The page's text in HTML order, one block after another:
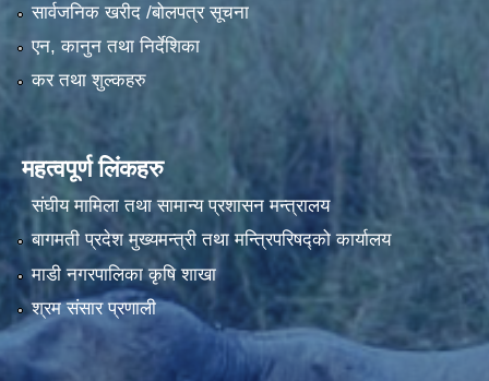
सार्वजनिक खरीद /बोलपत्र सूचना
एन, कानुन तथा निर्देशिका
कर तथा शुल्कहरु
महत्वपूर्ण लिंकहरु
संघीय मामिला तथा सामान्य प्रशासन मन्त्रालय
बागमती प्रदेश मुख्यमन्त्री तथा मन्त्रिपरिषद्को कार्यालय
माडी नगरपालिका कृषि शाखा
श्रम संसार प्रणाली